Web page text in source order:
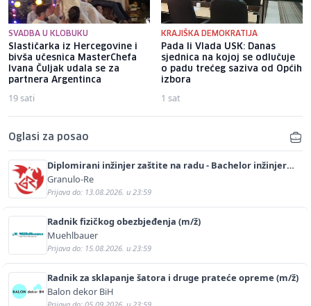
SVADBA U KLOBUKU
Slastičarka iz Hercegovine i
bivša učesnica MasterChefa
Ivana Čuljak udala se za
partnera Argentinca
19 sati
KRAJIŠKA DEMOKRATIJA
Pada li Vlada USK: Danas
sjednica na kojoj se odlučuje
o padu trećeg saziva od Općih
izbora
1 sat
Oglasi za posao
Diplomirani inžinjer zaštite na radu - Bachelor inžinjer
sigurnosti i pomoći (m/ž)
Granulo-Re
Prijava do: 13.08.2026. u 23:59
Radnik fizičkog obezbjeđenja (m/ž)
Muehlbauer
Prijava do: 15.08.2026. u 23:59
Radnik za sklapanje šatora i druge prateće opreme (m/ž)
Balon dekor BiH